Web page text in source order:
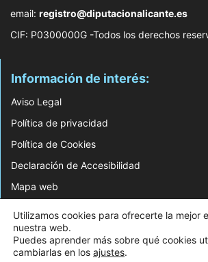
email: registro@diputacionalicante.es
CIF: P0300000G -Todos los derechos
Información de interés:
Aviso Legal
Política de privacidad
Política de Cookies
Declaración de Accesibilidad
Mapa web
© 2026 Web Desarrollada por el Servicio de
Utilizamos cookies para ofrecerte la mejor
nuestra web.
Puedes aprender más sobre qué cookies
cambiarlas en los ajustes.